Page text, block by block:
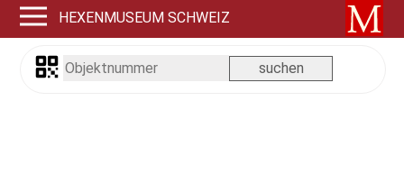
HEXENMUSEUM SCHWEIZ